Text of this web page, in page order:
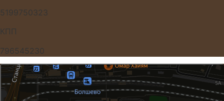
5199750323
КПП
796545230
Королёв
Яндекс Карты — транспорт, навигация, поиск мест